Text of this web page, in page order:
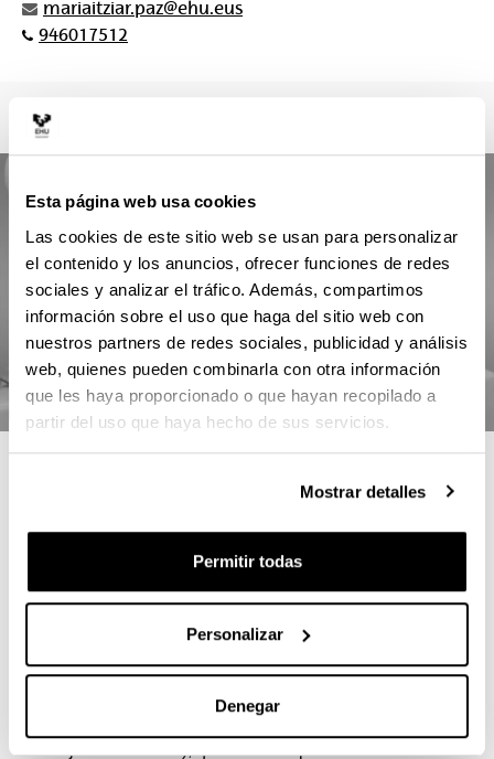
Esta página web usa cookies
Las cookies de este sitio web se usan para personalizar
el contenido y los anuncios, ofrecer funciones de redes
sociales y analizar el tráfico. Además, compartimos
información sobre el uso que haga del sitio web con
nuestros partners de redes sociales, publicidad y análisis
web, quienes pueden combinarla con otra información
que les haya proporcionado o que hayan recopilado a
partir del uso que haya hecho de sus servicios.
Mostrar detalles
Permitir todas
Personalizar
Denegar
mariaitziar.paz@ehu.eus
946017512
Dos itinerarios curriculares: Didácticas Especificas
(investigaciones relacionadas con la Expresión
Matemática y Ciencias Experimentales; Ciencias
Sociales, Didáctica y Organización Escolar) y
Educación Sociopersonal (líneas de investigación